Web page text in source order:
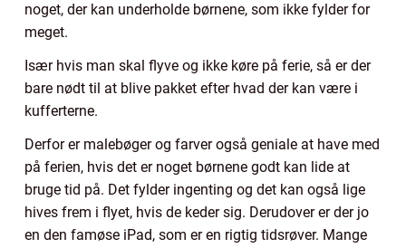
noget, der kan underholde børnene, som ikke fylder for
meget.
Især hvis man skal flyve og ikke køre på ferie, så er der
bare nødt til at blive pakket efter hvad der kan være i
kufferterne.
Derfor er malebøger og farver også geniale at have med
på ferien, hvis det er noget børnene godt kan lide at
bruge tid på. Det fylder ingenting og det kan også lige
hives frem i flyet, hvis de keder sig. Derudover er der jo
en den famøse iPad, som er en rigtig tidsrøver. Mange